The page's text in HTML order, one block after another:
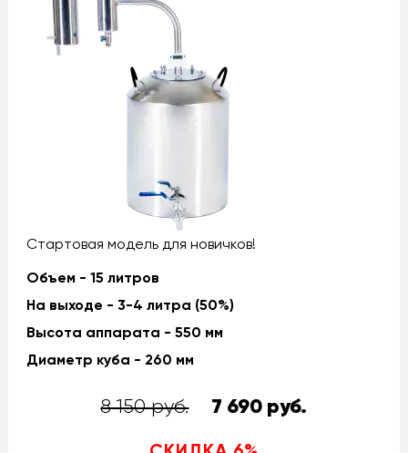
Стартовая модель для новичков!
Объем - 15 литров
На выходе - 3-4 литра (50%)
Высота аппарата - 550 мм
Диаметр куба - 260 мм
8 150 руб. 7 690 руб.